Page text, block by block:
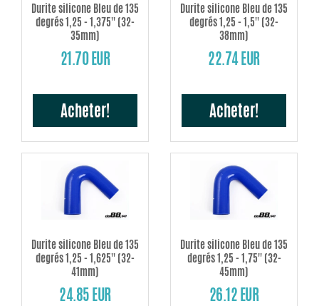
Durite silicone Bleu de 135
degrés 1,25 - 1,375'' (32-
35mm)
21.70 EUR
Acheter!
Durite silicone Bleu de 135
degrés 1,25 - 1,5'' (32-
38mm)
22.74 EUR
Acheter!
Durite silicone Bleu de 135
degrés 1,25 - 1,625'' (32-
41mm)
24.85 EUR
Durite silicone Bleu de 135
degrés 1,25 - 1,75'' (32-
45mm)
26.12 EUR